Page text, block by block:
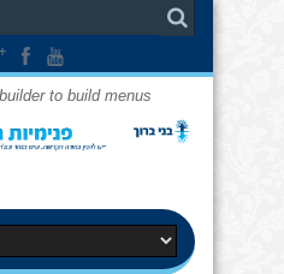
to build menus